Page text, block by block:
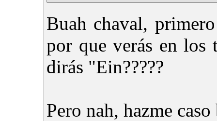
Buah chaval,
por que verás en los
dirás "Ein?????
Pero nah, hazme